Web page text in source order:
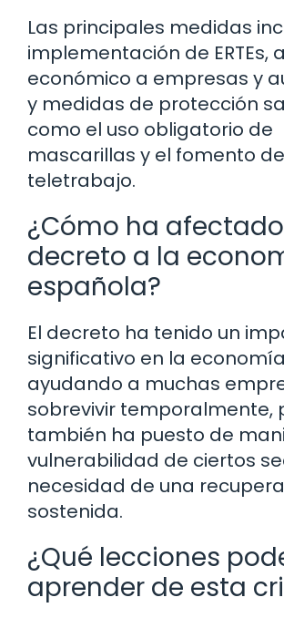
Las principales medidas
implementación de ERTEs,
económico a empresas y
y medidas de protección
como el uso obligatorio de
mascarillas y el fomento
teletrabajo.
¿Cómo ha
decreto a la
española?
El decreto ha tenido un
significativo en la
ayudando a muchas
sobrevivir temporalmente,
también ha puesto de
vulnerabilidad de ciertos
necesidad de una
sostenida.
¿Qué lecciones
aprender de esta